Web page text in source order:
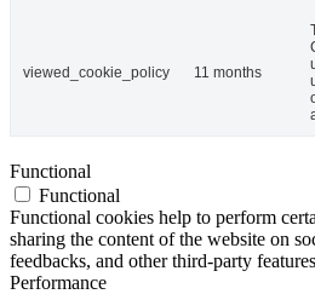
viewed_cookie_policy 11 months
Functional
Functional
Functional cookies help to perform
sharing the content of the website on
feedbacks, and other third-party
Performance